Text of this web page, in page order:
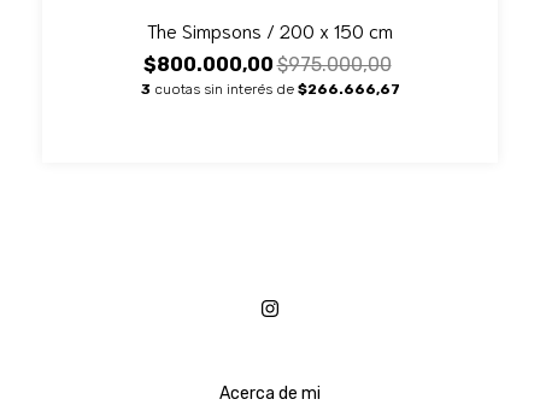
The Simpsons / 200 x 150 cm
$800.000,00$975.000,00
3 cuotas sin interés de $266.666,67
Acerca de mi